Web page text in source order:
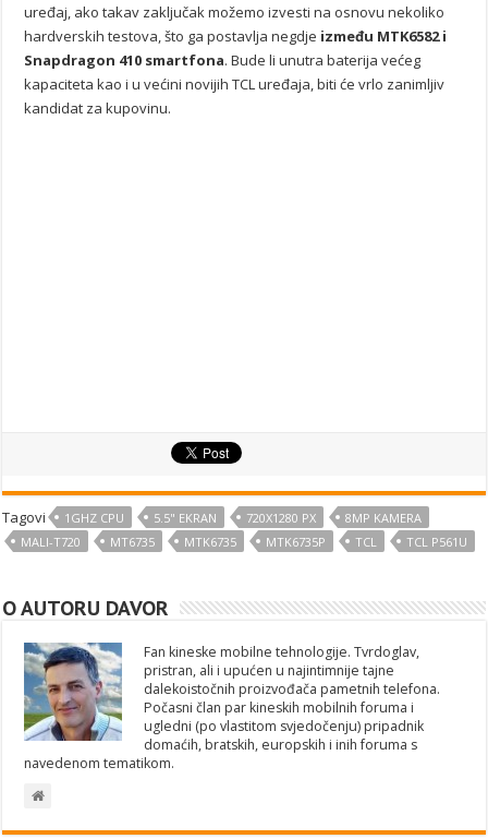
uređaj, ako takav zaključak možemo izvesti na osnovu nekoliko
hardverskih testova, što ga postavlja negdje između MTK6582 i
Snapdragon 410 smartfona. Bude li unutra baterija većeg
kapaciteta kao i u većini novijih TCL uređaja, biti će vrlo zanimljiv
kandidat za kupovinu.
Tagovi 1GHZ CPU 5.5" EKRAN 720X1280 PX
8MP KAMERA
MALI-T720
MT6735 MTK6735 MTK6735P TCL TCL P561U
O AUTORU DAVOR
Fan kineske mobilne tehnologije. Tvrdoglav,
pristran, ali i upućen u najintimnije tajne
dalekoistočnih proizvođača pametnih telefona.
Počasni član par kineskih mobilnih foruma i
ugledni (po vlastitom svjedočenju) pripadnik
domaćih, bratskih, europskih i inih foruma s
navedenom tematikom.